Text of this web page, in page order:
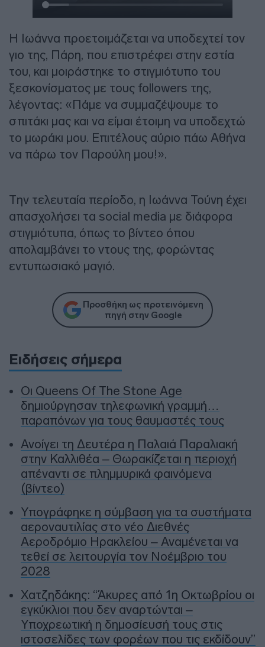
Η Ιωάννα προετοιμάζεται να υποδεχτεί τον
γιο της, Πάρη, που επιστρέφει στην εστία
του, και μοιράστηκε το στιγμιότυπο του
ξεσκονίσματος με τους followers της,
λέγοντας: «Πάμε να συμμαζέψουμε το
σπιτάκι μας και να είμαι έτοιμη να υποδεχτώ
το μωράκι μου. Επιτέλους αύριο πάω Αθήνα
να πάρω τον Παρούλη μου!».
Την τελευταία περίοδο, η Ιωάννα Τούνη έχει
απασχολήσει τα social media με διάφορα
στιγμιότυπα, όπως το βίντεο όπου
απολαμβάνει το ντους της, φορώντας
εντυπωσιακό μαγιό.
Προσθήκη ως προτεινόμενη
πηγή στην Google
Ειδήσεις σήμερα
Οι Queens Of The Stone Age
δημιούργησαν τηλεφωνική γραμμή…
παραπόνων για τους θαυμαστές τους
Ανοίγει τη Δευτέρα η Παλαιά Παραλιακή
στην Καλλιθέα – Θωρακίζεται η περιοχή
απέναντι σε πλημμυρικά φαινόμενα
(βίντεο)
Υπογράφηκε η σύμβαση για τα συστήματα
αεροναυτιλίας στο νέο Διεθνές
Αεροδρόμιο Ηρακλείου – Αναμένεται να
τεθεί σε λειτουργία τον Νοέμβριο του
2028
Χατζηδάκης: “Άκυρες από 1η Οκτωβρίου οι
εγκύκλιοι που δεν αναρτώνται –
Υποχρεωτική η δημοσίευσή τους στις
ιστοσελίδες των φορέων που τις εκδίδουν”